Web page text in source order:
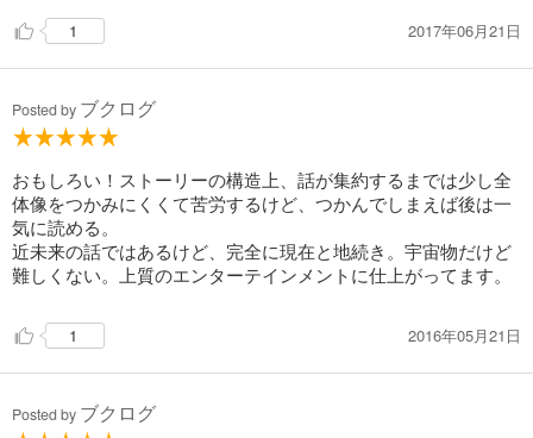
1 2017年06月21日
Posted by ブクログ
おもしろい！ストーリーの構造上、話が集約するまでは少し全
体像をつかみにくくて苦労するけど、つかんでしまえば後は一
気に読める。
近未来の話ではあるけど、完全に現在と地続き。宇宙物だけど
難しくない。上質のエンターテインメントに仕上がってます。
1 2016年05月21日
Posted by ブクログ